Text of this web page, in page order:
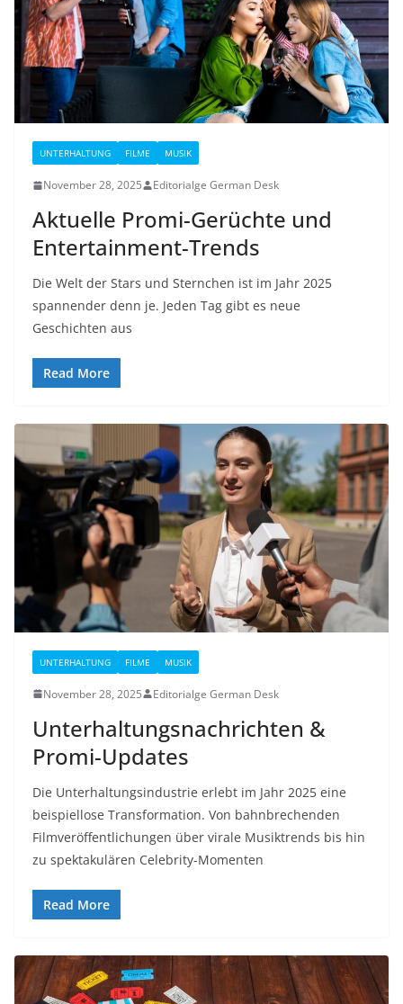
UNTERHALTUNG FILME MUSIK
November 28, 2025 Editorialge German Desk
Aktuelle Promi-Gerüchte und
Entertainment-Trends
Die Welt der Stars und Sternchen ist im Jahr 2025
spannender denn je. Jeden Tag gibt es neue
Geschichten aus
Read More
UNTERHALTUNG FILME MUSIK
November 28, 2025 Editorialge German Desk
Unterhaltungsnachrichten &
Promi-Updates
Die Unterhaltungsindustrie erlebt im Jahr 2025 eine
beispiellose Transformation. Von bahnbrechenden
Filmveröffentlichungen über virale Musiktrends bis hin
zu spektakulären Celebrity-Momenten
Read More